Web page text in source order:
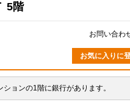
5階
お問い合わ
お気に入りに
ョンの1階に銀行があります。